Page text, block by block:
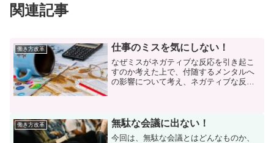
関連記事
働き方改革 仕事のミスを気にしない！
なぜミスがネガティブな反応を引き起こ
すのか考えた上で、付随するメンタルへ
の影響について考え、ネガティブな反応
働き方改革 無駄な会議に出ない！
今回は、無駄な会議とはどんなものか、